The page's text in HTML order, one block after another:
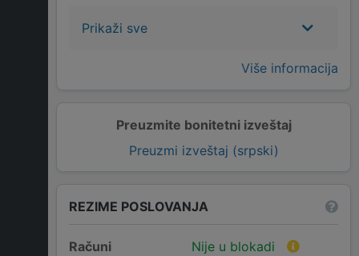
Preuzmite bonitetni izveštaj
Preuzmi izveštaj (srpski)
Prikaži sve
Više informacija
REZIME POSLOVANJA
Računi Nije u blokadi